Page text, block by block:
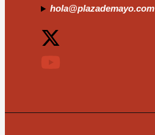
hola@plazademayo.com